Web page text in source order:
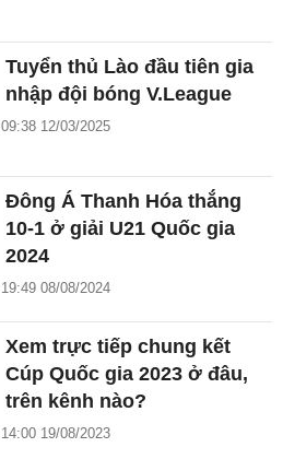
Tuyển thủ Lào đầu tiên gia
nhập đội bóng V.League
09:38 12/03/2025
Đông Á Thanh Hóa thắng
10-1 ở giải U21 Quốc gia
2024
19:49 08/08/2024
Xem trực tiếp chung kết
Cúp Quốc gia 2023 ở đâu,
trên kênh nào?
14:00 19/08/2023